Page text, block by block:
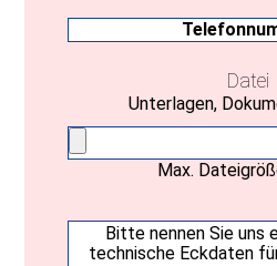
Datei
Unterlagen,
Max.
Ihre